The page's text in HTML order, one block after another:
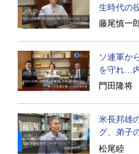
生時代の
の違い
藤尾慎一
ソ連軍か
を守れ…
後」の激闘
門田隆将
米長邦雄
グ、弟子
成長
松尾睦